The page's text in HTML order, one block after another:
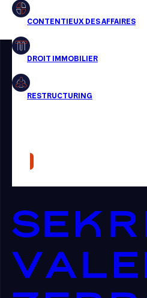
Droit immobilier
Restructuring
Presse
Aucun résultats pour cette recherche